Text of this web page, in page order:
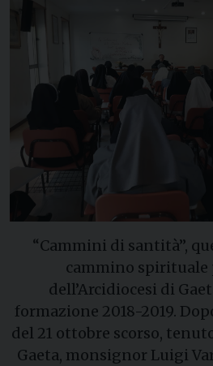
“Cammini di santità”,
cammino spirituale
dell’Arcidiocesi di
formazione 2018-2019.
del 21 ottobre scorso,
Gaeta, monsignor Luigi